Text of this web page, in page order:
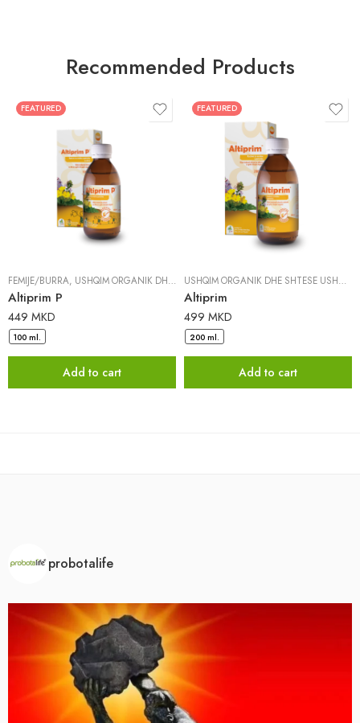
Recommended Products
FEATURED
FËMIJË/BURRA, USHQIM ORGANIK DHE SHTESË USHQIMORE |DR. PANCIC
Altiprim P
449 MKD
100 ml.
Add to cart
FEATURED
USHQIM ORGANIK DHE SHTESË USHQIMORE
Altiprim
499 MKD
200 ml.
Add to cart
probotalife